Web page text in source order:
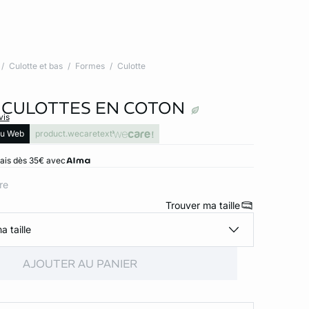
Culotte et bas Formes Culotte
EN COTON
Web product.wecaretext
dès 35€ avec
Trouver ma taille
taille
AJOUTER AU PANIER